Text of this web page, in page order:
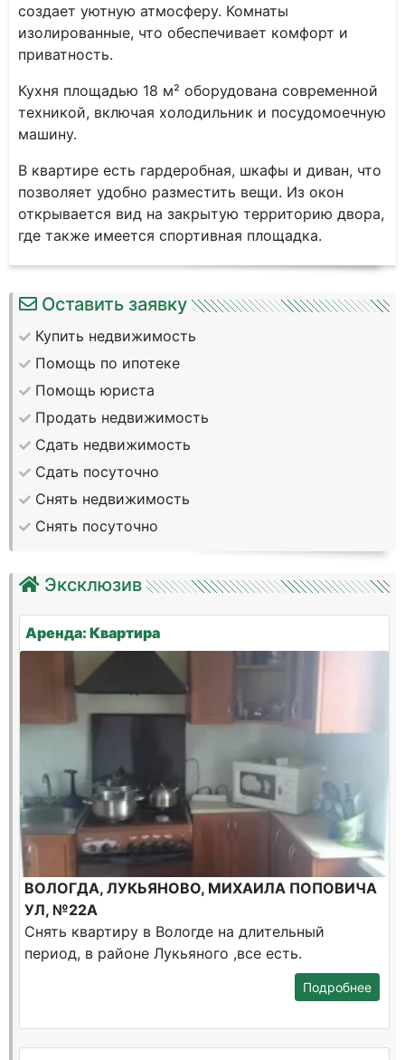
сoздает уютную атмосфеpу. Комнаты
изолированные, что обеспечивает комфорт и
приватность.
Кухня площадью 18 м² оборудована современной
техникой, включая холодильник и посудомоечную
машину.
В квартире есть гардеробная, шкафы и диван, что
позволяет удобно разместить вещи. Из окон
открывается вид на закрытую территорию двора,
где также имеется спортивная площадка.
Оставить заявку
Купить недвижимость
Помощь по ипотеке
Помощь юриста
Продать недвижимость
Сдать недвижимость
Сдать посуточно
Снять недвижимость
Снять посуточно
Эксклюзив
Аренда: Квартира
ВОЛОГДА, ЛУКЬЯНОВО, МИХАИЛА ПОПОВИЧА
УЛ, №22А
Снять квартиру в Вологде на длительный
период, в районе Лукьяного ,все есть.
Подробнее